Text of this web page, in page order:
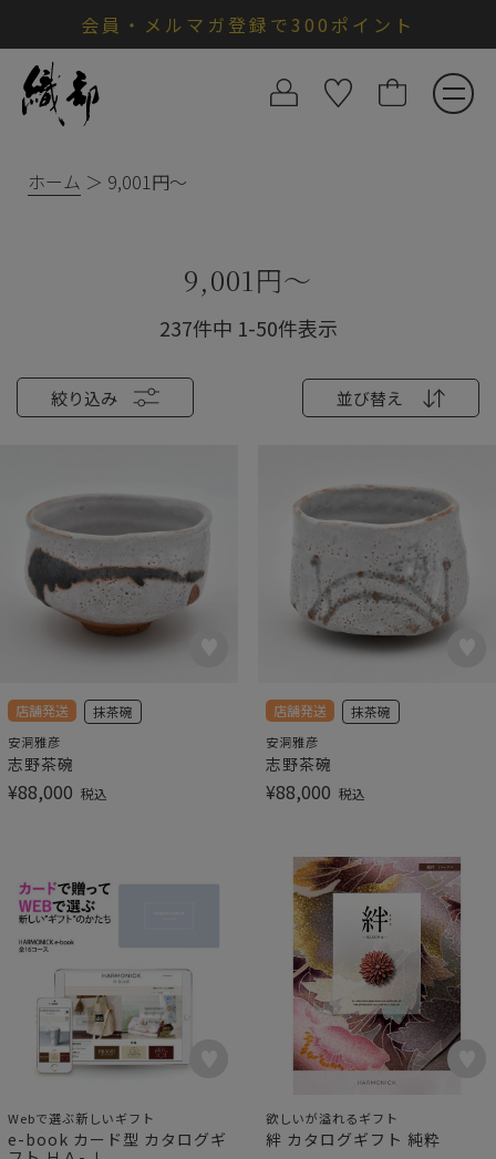
会員・メルマガ登録で300ポイント
ホーム 9,001円～
9,001円～
絞り込み 並び替え
237件中 1-50件表示
店舗発送 抹茶碗
安洞雅彦
志野茶碗
¥88,000 税込
店舗発送 抹茶碗
安洞雅彦
志野茶碗
¥88,000 税込
Webで選ぶ新しいギフト
e-book カード型 カタログギ
欲しいが溢れるギフト
絆 カタログギフト 純粋